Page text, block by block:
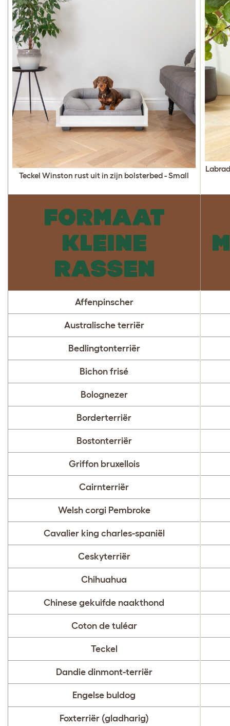
Teckel Winston rust uit in zijn bolsterbed - Small
FORMAAT
KLEINE
RASSEN
Affenpinscher
Australische terriër
Bedlingtonterriër
Bichon frisé
Bolognezer
Borderterriër
Bostonterriër
Griffon bruxellois
Cairnterriër
Welsh corgi Pembroke
Cavalier king charles-spaniël
Ceskyterriër
Chihuahua
Chinese gekuifde naakthond
Coton de tuléar
Teckel
Dandie dinmont-terriër
Engelse buldog
Foxterriër (gladharig)